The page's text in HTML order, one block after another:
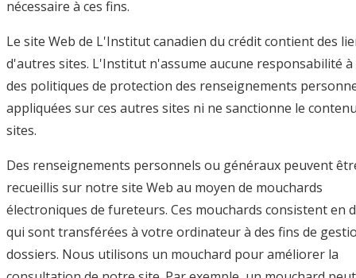
nécessaire à ces fins.
Le site Web de L'Institut canadien du crédit contient des
d'autres sites. L'Institut n'assume aucune responsabilité
des politiques de protection des renseignements
appliquées sur ces autres sites ni ne sanctionne le
sites.
Des renseignements personnels ou généraux peuvent
recueillis sur notre site Web au moyen de mouchards
électroniques de fureteurs. Ces mouchards consistent en
qui sont transférées à votre ordinateur à des fins de
dossiers. Nous utilisons un mouchard pour améliorer la